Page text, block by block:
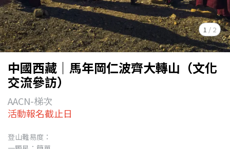
1 / 2
中國西藏｜馬年岡仁波齊大轉山（文化
交流參訪）
AACN-梯次
活動報名截止日
登山難易度：